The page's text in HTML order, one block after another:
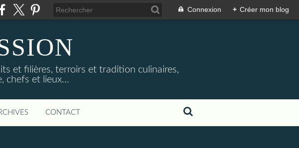
Connexion + Créer mon blog
et filières, terroirs et tradition culinaires,
chefs et lieux...
CONTACT